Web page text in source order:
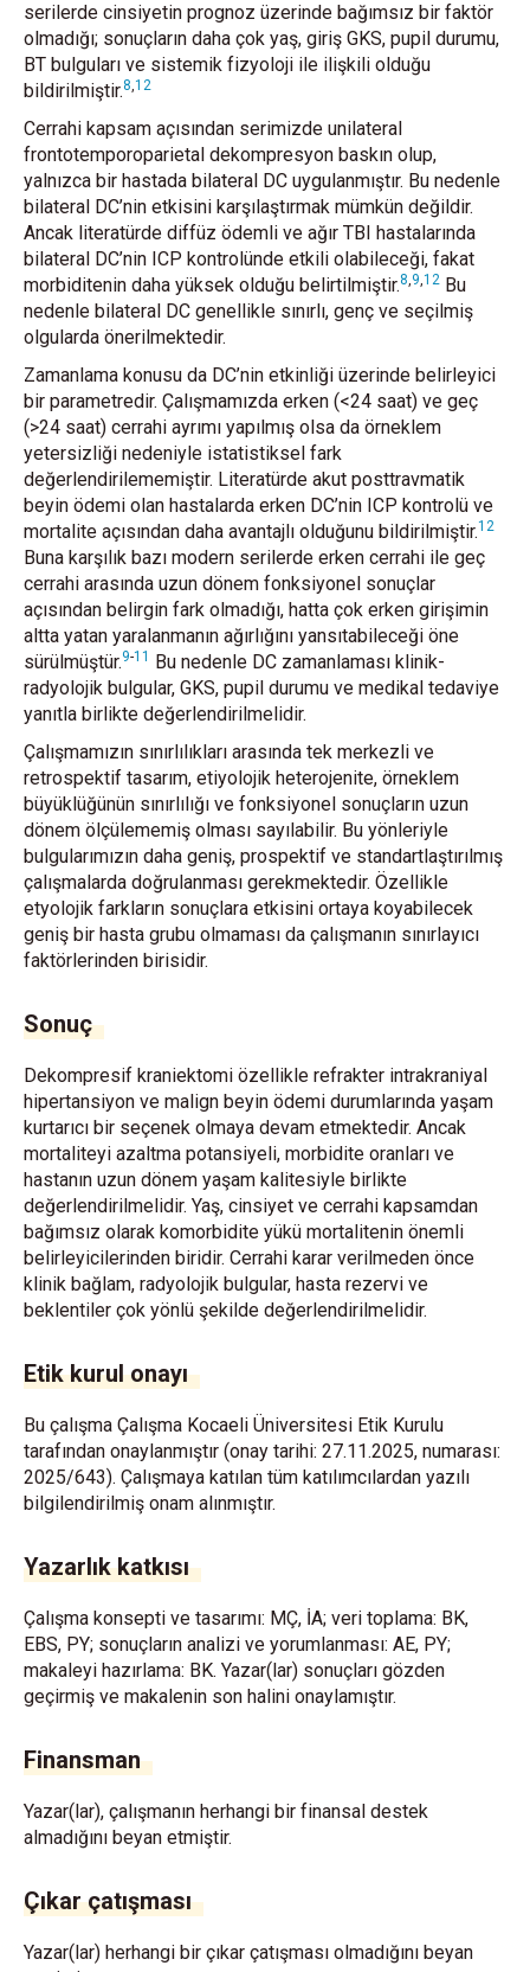
serilerde cinsiyetin prognoz üzerinde bağımsız bir faktör
olmadığı; sonuçların daha çok yaş, giriş GKS, pupil durumu,
BT bulguları ve sistemik fizyoloji ile ilişkili olduğu
bildirilmiştir.8,12
Cerrahi kapsam açısından serimizde unilateral
frontotemporoparietal dekompresyon baskın olup,
yalnızca bir hastada bilateral DC uygulanmıştır. Bu nedenle
bilateral DC’nin etkisini karşılaştırmak mümkün değildir.
Ancak literatürde diffüz ödemli ve ağır TBI hastalarında
bilateral DC’nin ICP kontrolünde etkili olabileceği, fakat
morbiditenin daha yüksek olduğu belirtilmiştir.8,9,12 Bu
nedenle bilateral DC genellikle sınırlı, genç ve seçilmiş
olgularda önerilmektedir.
Zamanlama konusu da DC’nin etkinliği üzerinde belirleyici
bir parametredir. Çalışmamızda erken (<24 saat) ve geç
(>24 saat) cerrahi ayrımı yapılmış olsa da örneklem
yetersizliği nedeniyle istatistiksel fark
değerlendirilememiştir. Literatürde akut posttravmatik
beyin ödemi olan hastalarda erken DC’nin ICP kontrolü ve
mortalite açısından daha avantajlı olduğunu bildirilmiştir.12
Buna karşılık bazı modern serilerde erken cerrahi ile geç
cerrahi arasında uzun dönem fonksiyonel sonuçlar
açısından belirgin fark olmadığı, hatta çok erken girişimin
altta yatan yaralanmanın ağırlığını yansıtabileceği öne
sürülmüştür.9-11 Bu nedenle DC zamanlaması klinik-
radyolojik bulgular, GKS, pupil durumu ve medikal tedaviye
yanıtla birlikte değerlendirilmelidir.
Çalışmamızın sınırlılıkları arasında tek merkezli ve
retrospektif tasarım, etiyolojik heterojenite, örneklem
büyüklüğünün sınırlılığı ve fonksiyonel sonuçların uzun
dönem ölçülememiş olması sayılabilir. Bu yönleriyle
bulgularımızın daha geniş, prospektif ve standartlaştırılmış
çalışmalarda doğrulanması gerekmektedir. Özellikle
etyolojik farkların sonuçlara etkisini ortaya koyabilecek
geniş bir hasta grubu olmaması da çalışmanın sınırlayıcı
faktörlerinden birisidir.
Sonuç
Dekompresif kraniektomi özellikle refrakter intrakraniyal
hipertansiyon ve malign beyin ödemi durumlarında yaşam
kurtarıcı bir seçenek olmaya devam etmektedir. Ancak
mortaliteyi azaltma potansiyeli, morbidite oranları ve
hastanın uzun dönem yaşam kalitesiyle birlikte
değerlendirilmelidir. Yaş, cinsiyet ve cerrahi kapsamdan
bağımsız olarak komorbidite yükü mortalitenin önemli
belirleyicilerinden biridir. Cerrahi karar verilmeden önce
klinik bağlam, radyolojik bulgular, hasta rezervi ve
beklentiler çok yönlü şekilde değerlendirilmelidir.
Etik kurul onayı
Bu çalışma Çalışma Kocaeli Üniversitesi Etik Kurulu
tarafından onaylanmıştır (onay tarihi: 27.11.2025, numarası:
2025/643). Çalışmaya katılan tüm katılımcılardan yazılı
bilgilendirilmiş onam alınmıştır.
Yazarlık katkısı
Çalışma konsepti ve tasarımı: MÇ, İA; veri toplama: BK,
EBS, PY; sonuçların analizi ve yorumlanması: AE, PY;
makaleyi hazırlama: BK. Yazar(lar) sonuçları gözden
geçirmiş ve makalenin son halini onaylamıştır.
Finansman
Yazar(lar), çalışmanın herhangi bir finansal destek
almadığını beyan etmiştir.
Çıkar çatışması
Yazar(lar) herhangi bir çıkar çatışması olmadığını beyan